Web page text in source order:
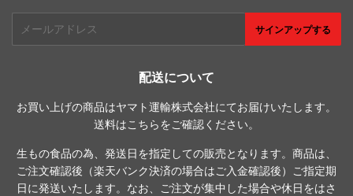
レ
サインアップする
配送について
お買い上げの商品はヤマト運輸株式会社にてお届けいたします。
送料はこちらをご確認ください。
生もの食品の為、発送日を指定しての販売となります。商品は、
ご注文確認後（楽天バンク決済の場合はご入金確認後）ご指定期
日に発送いたします。なお、ご注文が集中した場合や休日をはさ